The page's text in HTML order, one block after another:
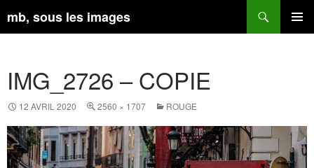
aumb, sous les images
IMG_2726 – COPIE
12 AVRIL 2020 2560 × 1707 ROUGE